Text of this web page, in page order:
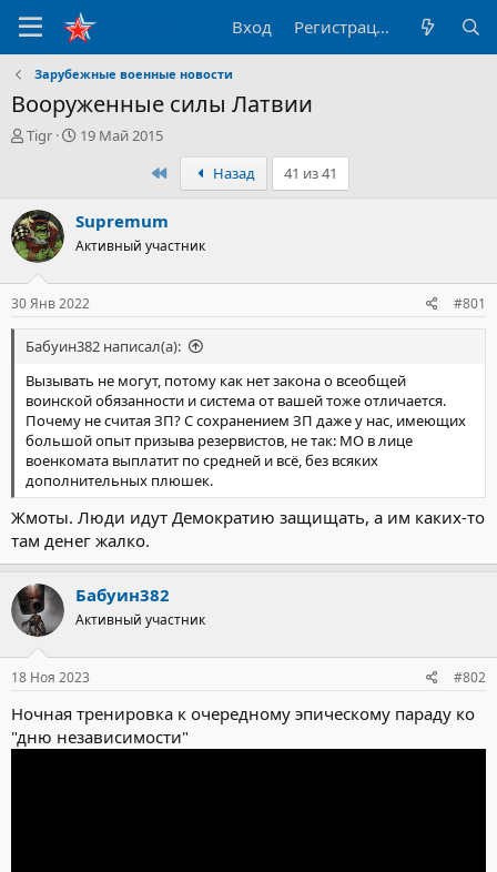
Вход Регистрация
Зарубежные военные новости
Вооруженные силы Латвии
А
р
т
е
м
ы
Tigr
Д
н
а
ч
л
а
19 Май 2015
ПервыйНазад 41 из 41
Supremum
Активный участник
30 Янв 2022 #801
Бабуин382 написал(а):
Вызывать не могут, потому как нет закона о всеобщей
воинской обязанности и система от вашей тоже отличается.
Почему не считая ЗП? С сохранением ЗП даже у нас, имеющих
большой опыт призыва резервистов, не так: МО в лице
военкомата выплатит по средней и всё, без всяких
дополнительных плюшек.
Жмоты. Люди идут Демократию защищать, а им каких-то
там денег жалко.
Бабуин382
Активный участник
18 Ноя 2023 #802
Ночная тренировка к очередному эпическому параду ко
"дню независимости"